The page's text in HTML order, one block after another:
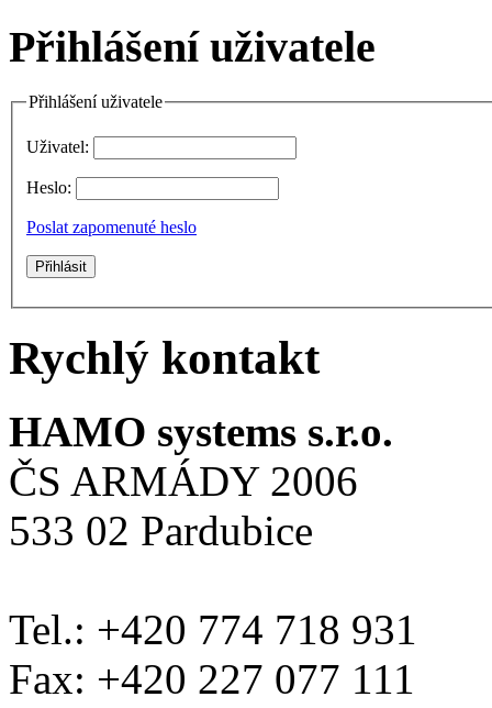
Přihlášení uživatele
Přihlášení uživatele
Uživatel:
Heslo:
Poslat zapomenuté heslo
Rychlý kontakt
HAMO systems s.r.o.
ČS ARMÁDY 2006
533 02 Pardubice
Tel.: +420 774 718 931
Fax: +420 227 077 111